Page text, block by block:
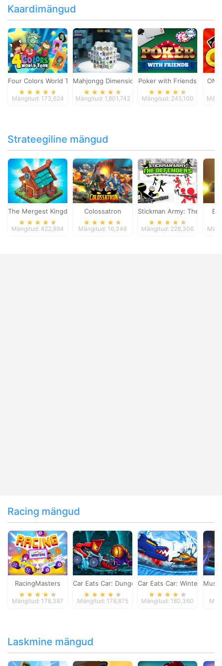
Kaardimängud
Four Colors World Tour
Mängitud: 173,624
Mahjongg Dimensions
Mängitud: 1,801,742
Poker with Friends
Mängitud: 245,100
Strateegiline mängud
The Mergest Kingdom
Mängitud: 422,894
Colossatron
Mängitud: 16,346
Stickman Army: The
Mängitud: 228,306
Racing mängud
RacingMasters
Mängitud: 178,387
Car Eats Car: Dungeon Adventure
Mängitud: 178,875
Car Eats Car: Winter
Mängitud: 180,360
Laskmine mängud